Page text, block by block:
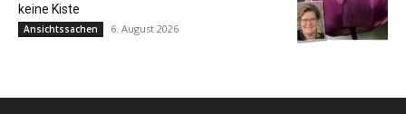
keine Kiste
Ansichtssachen 6. August 2026